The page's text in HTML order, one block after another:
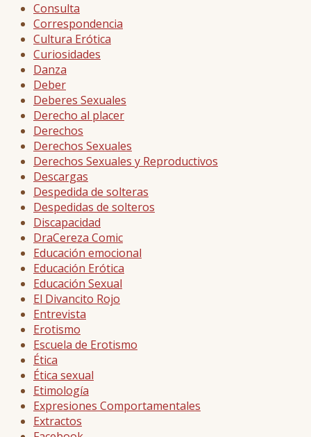
Consulta
Correspondencia
Cultura Erótica
Curiosidades
Danza
Deber
Deberes Sexuales
Derecho al placer
Derechos
Derechos Sexuales
Derechos Sexuales y Reproductivos
Descargas
Despedida de solteras
Despedidas de solteros
Discapacidad
DraCereza Comic
Educación emocional
Educación Erótica
Educación Sexual
El Divancito Rojo
Entrevista
Erotismo
Escuela de Erotismo
Ética
Ética sexual
Etimología
Expresiones Comportamentales
Extractos